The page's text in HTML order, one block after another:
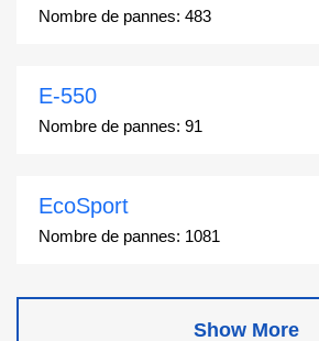
Nombre de pannes: 483
E-550
Nombre de pannes: 91
EcoSport
Nombre de pannes: 1081
Show More